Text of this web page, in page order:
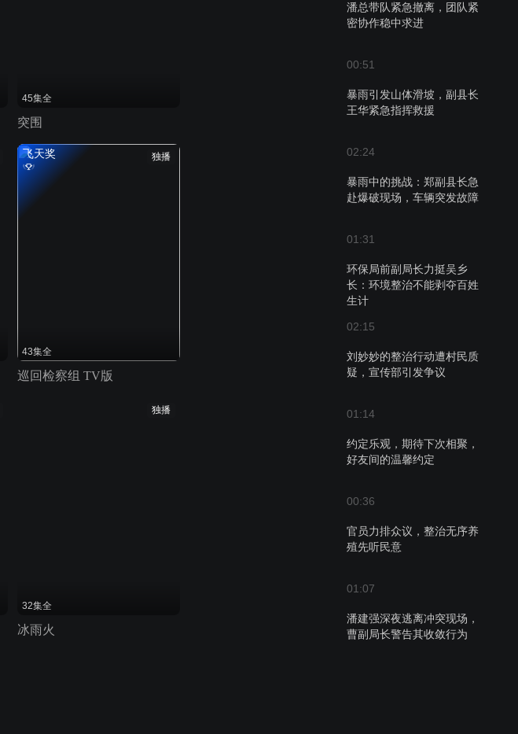
潘总带队紧急撤离，团队紧
密协作稳中求进
00:51
暴雨引发山体滑坡，副县长
王华紧急指挥救援
02:24
暴雨中的挑战：郑副县长急
赴爆破现场，车辆突发故障
01:31
环保局前副局长力挺吴乡
长：环境整治不能剥夺百姓
生计
02:15
刘妙妙的整治行动遭村民质
疑，宣传部引发争议
01:14
约定乐观，期待下次相聚，
好友间的温馨约定
00:36
官员力排众议，整治无序养
殖先听民意
01:07
潘建强深夜逃离冲突现场，
曹副局长警告其收敛行为
45集全
突围
独播
飞天奖
43集全
巡回检察组 TV版
独播
32集全
冰雨火